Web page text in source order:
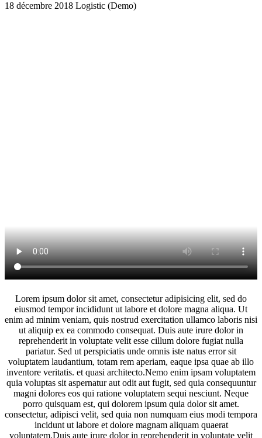
18 décembre 2018 Logistic (Demo)
Lorem ipsum dolor sit amet, consectetur adipisicing elit, sed do
eiusmod tempor incididunt ut labore et dolore magna aliqua. Ut
enim ad minim veniam, quis nostrud exercitation ullamco laboris nisi
ut aliquip ex ea commodo consequat. Duis aute irure dolor in
reprehenderit in voluptate velit esse cillum dolore fugiat nulla
pariatur. Sed ut perspiciatis unde omnis iste natus error sit
voluptatem laudantium, totam rem aperiam, eaque ipsa quae ab illo
inventore veritatis. et quasi architecto.Nemo enim ipsam voluptatem
quia voluptas sit aspernatur aut odit aut fugit, sed quia consequuntur
magni dolores eos qui ratione voluptatem sequi nesciunt. Neque
porro quisquam est, qui dolorem ipsum quia dolor sit amet.
consectetur, adipisci velit, sed quia non numquam eius modi tempora
incidunt ut labore et dolore magnam aliquam quaerat
voluptatem.Duis aute irure dolor in reprehenderit in voluptate velit